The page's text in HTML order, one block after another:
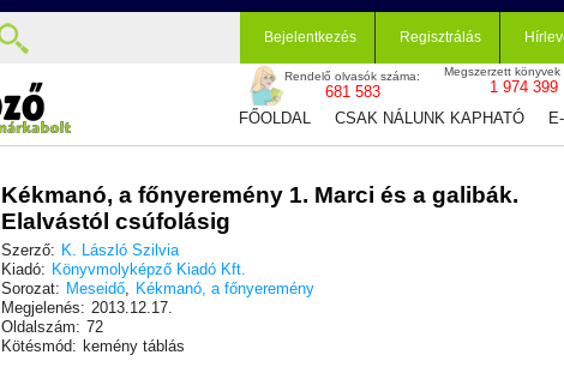
Bejelentkezés Regisztrálás
Rendelő olvasók száma:
681 583
Megszerzett könyvek
1 974 399
FŐOLDAL
CSAK NÁLUNK KAPHATÓ
Kékmanó, a főnyeremény 1. Marci és a galibák.
Elalvástól csúfolásig
Szerző: K. László Szilvia
Kiadó: Könyvmolyképző Kiadó Kft.
Sorozat: Meseidő, Kékmanó, a főnyeremény
Megjelenés: 2013.12.17.
Oldalszám: 72
Kötésmód: kemény táblás